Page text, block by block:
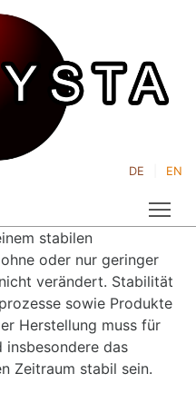
DE EN
stabilen
oder nur geringer
verändert. Stabilität
sowie Produkte
Herstellung muss für
insbesondere das
Zeitraum stabil sein.